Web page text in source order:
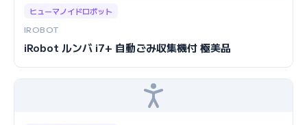
ヒューマノイドロボット
IROBOT
iRobot ルンバ i7+ 自動ごみ収集機付 極美品